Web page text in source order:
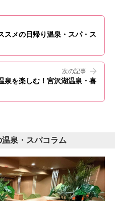
スメの日帰り温泉・スパ・ス
次の記事
泉を楽しむ！宮沢湖温泉・喜
泉・スパコラム